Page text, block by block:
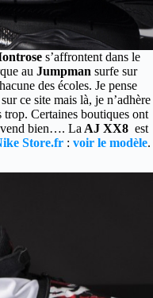
s’affrontent dans le
au Jumpman surfe sur
des écoles. Je pense
sur ce site mais là, je n’adhère
trop. Certaines boutiques ont
vend bien…. La AJ XX8 est
Store.fr : voir le modèle.